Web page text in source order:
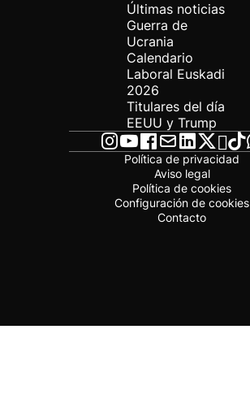
Últimas noticias
Guerra de
Ucrania
Calendario
Laboral Euskadi
2026
Titulares del día
EEUU y Trump
Política de privacidad
Aviso legal
Política de cookies
Configuración de cookies
Contacto